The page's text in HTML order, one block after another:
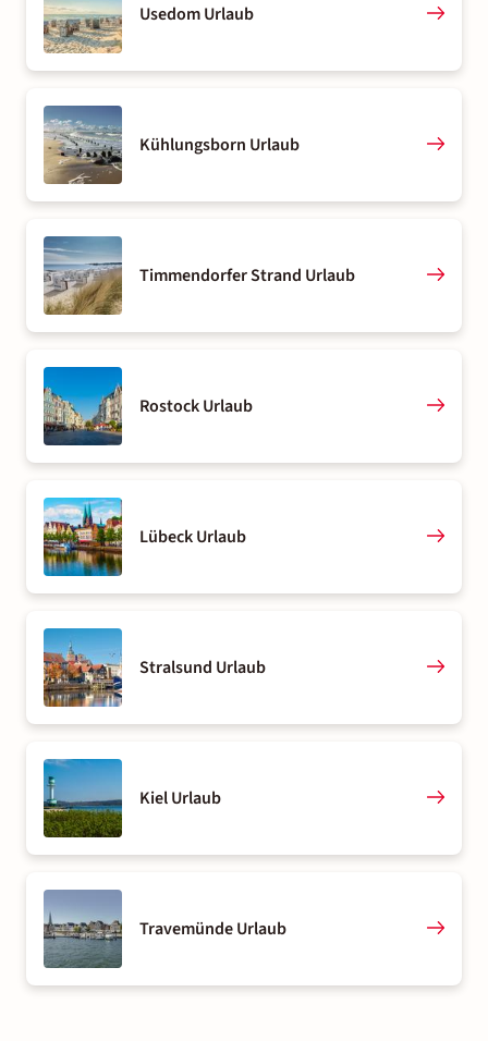
Usedom Urlaub
Kühlungsborn Urlaub
Timmendorfer Strand Urlaub
Rostock Urlaub
Lübeck Urlaub
Stralsund Urlaub
Kiel Urlaub
Travemünde Urlaub